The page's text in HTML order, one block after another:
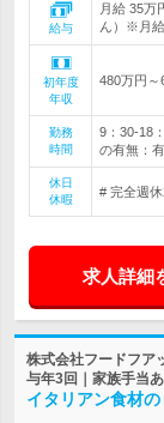
給与
月給 35万
ん）※月
初年度
年収
480万円～
勤務
時間
9：30-18
の有無：有
休日
休暇
# 完全週
求人詳細
株式会社フードフア
与年3回｜家族手当
イタリアン食材